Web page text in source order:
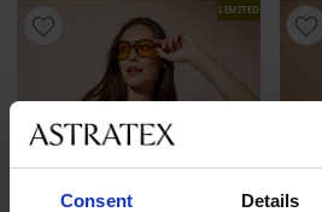
Consent Details
LIMITED